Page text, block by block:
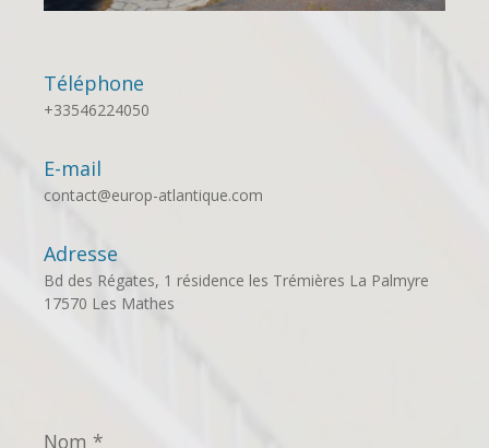
Téléphone
+33546224050
E-mail
contact@europ-atlantique.com
Adresse
Bd des Régates, 1 résidence les Trémières La Palmyre
17570 Les Mathes
*